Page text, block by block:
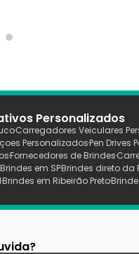
Personalizados
Carregadores Veiculares
PersonalizadosPen Drives
Fornecedores de Brindes
Brindes em SPBrindes direto da
Brindes em Ribeirão Preto